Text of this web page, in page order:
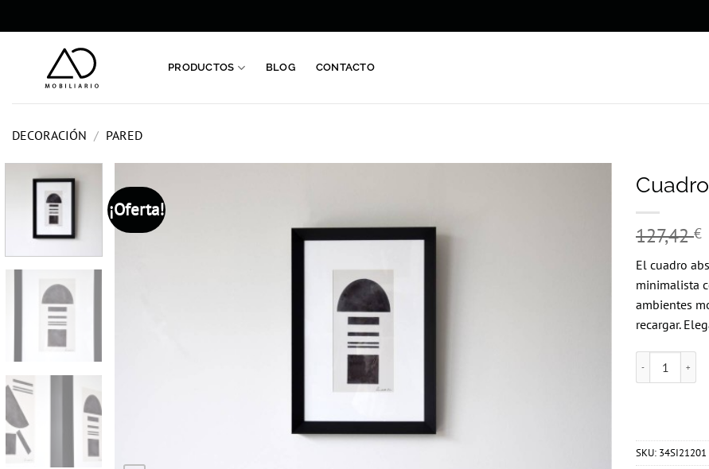
al
PRODUCTOS BLOG CONTACTO
DECORACIÓN / PARED
¡Oferta!
127,42€
El cuadro
minimalista
ambientes
recargar.
Cuadro
SKU: 34SI21201